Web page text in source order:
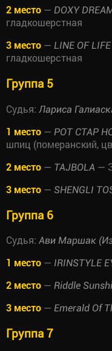
2 место — DOXY
гладкошерстная
3 место — LINE OF
гладкошерстная
Группа 5
Судья: Лариса
1 место — РОТ СТАР
шпиц (померанский,
2 место — TAJBOLA —
3 место — SHENGLI
Группа 6
Судья: Ави Маршак
1 место — IRINSTYLE
2 место — Riddle
3 место — Emerald Of
Группа 7